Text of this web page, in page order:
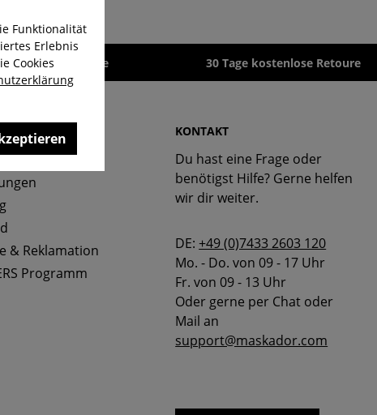
1-3 Werktage 30 Tage kostenlose Retoure
& FAQ
& Reklamation
Programm
KONTAKT
Du hast eine Frage oder
benötigst Hilfe? Gerne helfen
wir dir weiter.
DE:+49 (0)7433 2603 120
Mo. - Do. von 09 - 17 Uhr
Fr. von 09 - 13 Uhr
Oder gerne per Chat oder
Mail an
support@maskador.com
Funktionalität
Erlebnis
Cookies